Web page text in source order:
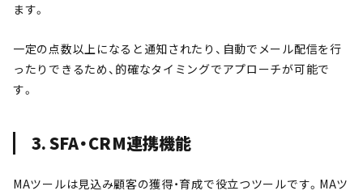
ます。
一定の点数以上になると通知されたり、自動でメール配信を行
ったりできるため、的確なタイミングでアプローチが可能で
す。
3. SFA・CRM連携機能
MAツールは見込み顧客の獲得・育成で役立つツールです。MAツ